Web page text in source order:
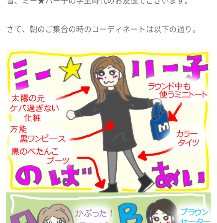
さて、朝のご集合の時のコーディネートは以下の通り。